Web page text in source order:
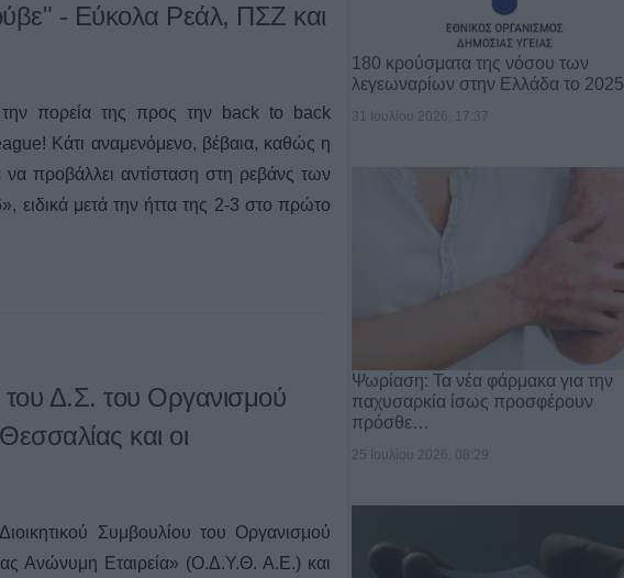
- Εύκολα Ρεάλ, ΠΣΖ και
την πορεία της προς την back to back
Κάτι αναμενόμενο, βέβαια, καθώς η
να προβάλλει αντίσταση στη ρεβάνς των
ειδικά μετά την ήττα της 2-3 στο πρώτο
Δ.Σ. του Οργανισμού
και οι
Συμβουλίου του Οργανισμού
Ανώνυμη Εταιρεία» (Ο.Δ.Υ.Θ. Α.Ε.) και
180 κρούσματα της νόσου των
λεγεωναρίων στην Ελλάδα το 2025
31 Ιουλίου 2026, 17:37
Ψωρίαση: Τα νέα φάρμακα για την
παχυσαρκία ίσως προσφέρουν
πρόσθε…
25 Ιουλίου 2026, 08:29